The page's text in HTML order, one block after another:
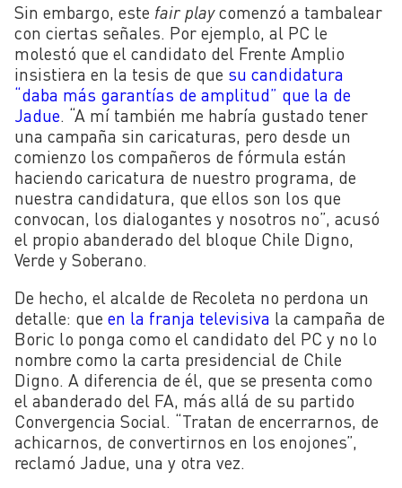
Sin embargo, este fair playcomenzó a tambalear
con ciertas señales. Por ejemplo, al PC le
molestó que el candidato del Frente Amplio
insistiera en la tesis de que su candidatura
“daba más garantías de amplitud” que la de
Jadue . “A mí también me habría gustado tener
una campaña sin caricaturas, pero desde un
comienzo los compañeros de fórmula están
haciendo caricatura de nuestro programa, de
nuestra candidatura, que ellos son los que
convocan, los dialogantes y nosotros no”, acusó
el propio abanderado del bloque Chile Digno,
Verde y Soberano.
De hecho, el alcalde de Recoleta no perdona un
detalle: que en la franja televisiva la campaña de
Boric lo ponga como el candidato del PC y no lo
nombre como la carta presidencial de Chile
Digno. A diferencia de él, que se presenta como
el abanderado del FA, más allá de su partido
Convergencia Social. “Tratan de encerrarnos, de
achicarnos, de convertirnos en los enojones”,
reclamó Jadue, una y otra vez.